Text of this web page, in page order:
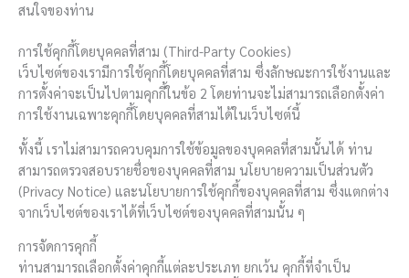
สนใจของท่าน
การใช้คุกกี้โดยบุคคลที่สาม (Third-Party Cookies)
เว็บไซต์ของเรามีการใช้คุกกี้โดยบุคคลที่สาม ซึ่งลักษณะการใช้งานและ
การตั้งค่าจะเป็นไปตามคุกกี้ในข้อ 2 โดยท่านจะไม่สามารถเลือกตั้งค่า
การใช้งานเฉพาะคุกกี้โดยบุคคลที่สามได้ในเว็บไซต์นี้
ทั้งนี้ เราไม่สามารถควบคุมการใช้ข้อมูลของบุคคลที่สามนั้นได้ ท่าน
สามารถตรวจสอบรายชื่อของบุคคลที่สาม นโยบายความเป็นส่วนตัว
(Privacy Notice) และนโยบายการใช้คุกกี้ของบุคคลที่สาม ซึ่งแตกต่าง
จากเว็บไซต์ของเราได้ที่เว็บไซต์ของบุคคลที่สามนั้น ๆ
การจัดการคุกกี้
ท่านสามารถเลือกตั้งค่าคุกกี้แต่ละประเภท ยกเว้น คุกกี้ที่จำเป็น